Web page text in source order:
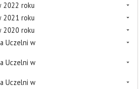
2022 roku
2021 roku
2020 roku
Uczelni w
Uczelni w
Uczelni w